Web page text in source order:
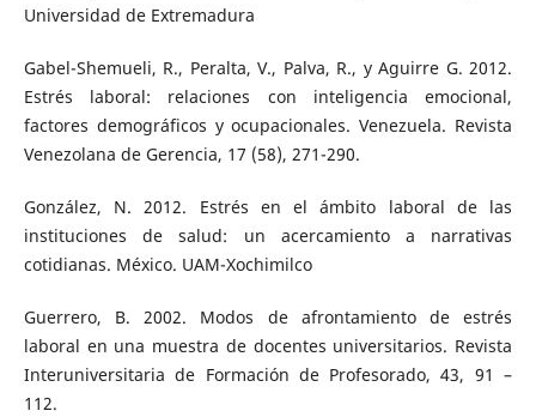
Universidad de Extremadura
Gabel-Shemueli, R., Peralta, V., Palva, R., y Aguirre G. 2012.
Estrés laboral: relaciones con inteligencia emocional,
factores demográficos y ocupacionales. Venezuela. Revista
Venezolana de Gerencia, 17 (58), 271-290.
González, N. 2012. Estrés en el ámbito laboral de las
instituciones de salud: un acercamiento a narrativas
cotidianas. México. UAM-Xochimilco
Guerrero, B. 2002. Modos de afrontamiento de estrés
laboral en una muestra de docentes universitarios. Revista
Interuniversitaria de Formación de Profesorado, 43, 91 –
112.